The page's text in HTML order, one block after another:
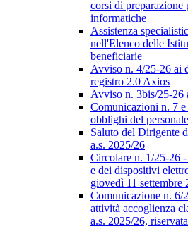
corsi di preparazione
informatiche
Assistenza
nell'Elenco delle
beneficiarie
Avviso n. 4/25-26 ai
registro 2.0 Axios
Avviso n. 3bis/25-26
Comunicazioni n. 7
obblighi del
Saluto del Dirigente
a.s. 2025/26
Circolare n. 1/25-26
e dei dispositivi
giovedì 11 settembre
Comunicazione n. 6/
attività accoglienza
a.s. 2025/26,